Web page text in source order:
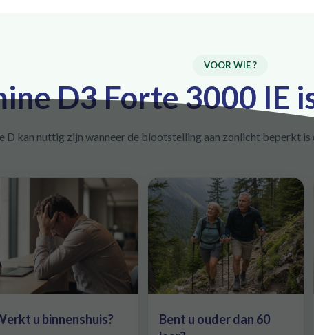
VOOR WIE ?
D3 Forte 3000 IE
D kan nuttig zijn wanneer de blootstelling aan zonlicht beperkt
u binnenshuis?
Bent u ouder dan 60